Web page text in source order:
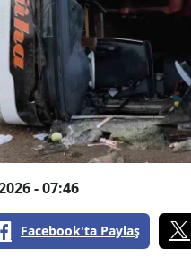
- 07:46
Facebook'ta Paylaş